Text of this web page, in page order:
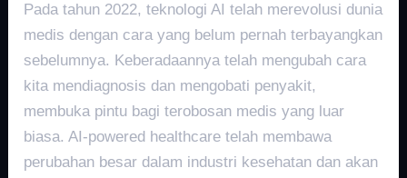
Pada tahun 2022, teknologi AI telah merevolusi dunia
medis dengan cara yang belum pernah terbayangkan
sebelumnya. Keberadaannya telah mengubah cara
kita mendiagnosis dan mengobati penyakit,
membuka pintu bagi terobosan medis yang luar
biasa. AI-powered healthcare telah membawa
perubahan besar dalam industri kesehatan dan akan